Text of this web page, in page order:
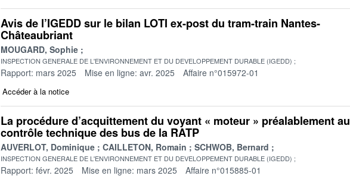
Avis de l’IGEDD sur le bilan LOTI ex-post du tram-train Nantes-
Châteaubriant
MOUGARD, Sophie
INSPECTION GENERALE DE L'ENVIRONNEMENT ET DU DEVELOPPEMENT DURABLE (IGEDD)
Rapport: mars 2025 Mise en ligne: avr. 2025 Affaire n°015972-01
Accéder à la notice
La procédure d’acquittement du voyant « moteur » préalablement au
contrôle technique des bus de la RATP
AUVERLOT, Dominique CAILLETON, Romain SCHWOB, Bernard
INSPECTION GENERALE DE L'ENVIRONNEMENT ET DU DEVELOPPEMENT DURABLE (IGEDD)
Rapport: févr. 2025 Mise en ligne: mars 2025 Affaire n°015885-01